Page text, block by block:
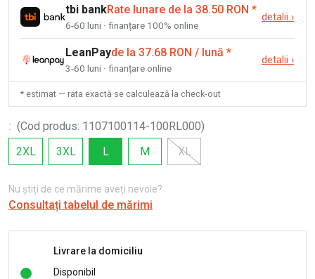
tbi bankRate lunare de la 38.50 RON *
6-60 luni · finanțare 100% online
detalii ›
LeanPayde la 37.68 RON / lună *
3-60 luni · finanțare online
detalii ›
* estimat — rata exactă se calculează la check-out
: (Cod produs: 1107100114-100RL000)
2XL
3XL L M XL
Nu știți de ce mărime aveți nevoie?
Consultați tabelul de mărimi
Livrare la domiciliu
Disponibil